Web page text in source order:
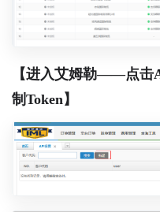
【进入艾姆勒——点
制Token】